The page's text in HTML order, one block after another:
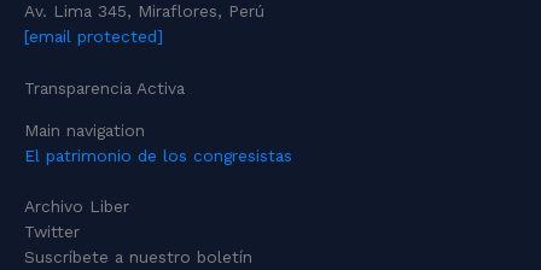
Av. Lima 345, Miraflores, Perú
[email protected]
Transparencia Activa
Main navigation
El patrimonio de los congresistas
Archivo Liber
Twitter
Suscríbete a nuestro boletín